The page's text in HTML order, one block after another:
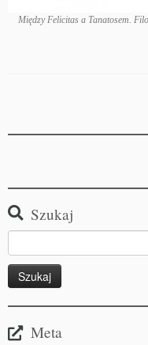
Między Felicitas a Tanatosem.
Szukaj
Meta